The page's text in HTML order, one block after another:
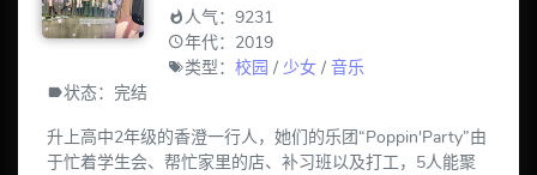
人气：9231
年代：2019
类型：校园 /少女 /音乐
状态：完结
升上高中2年级的香澄一行人，她们的乐团“Poppin'Party”由
于忙着学生会、帮忙家里的店、补习班以及打工，5人能聚